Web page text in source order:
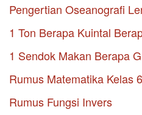
Pengertian Oseanografi
1 Ton Berapa Kuintal
1 Sendok Makan Berapa
Rumus Matematika Kelas
Rumus Fungsi Invers